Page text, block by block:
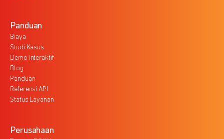
Panduan
Biaya
Studi Kasus
Demo Interaktif
Blog
Panduan
Referensi API
Status Layanan
Perusahaan